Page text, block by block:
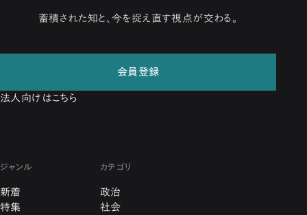
蓄積された知と、今を捉え直す視点が交わる。
会員登録
法人向けはこちら
ジャンル
新着
特集
カテゴリ
政治
社会